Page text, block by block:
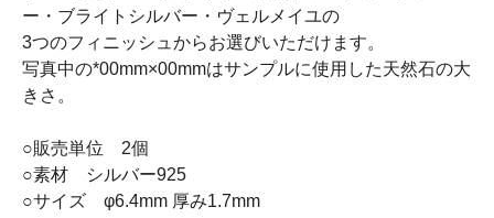
ー・ブライトシルバー・ヴェルメイユの
3つのフィニッシュからお選びいただけます。
写真中の*00mm×00mmはサンプルに使用した天然石の大
きさ。
○販売単位 2個
○素材 シルバー925
○サイズ φ6.4mm 厚み1.7mm